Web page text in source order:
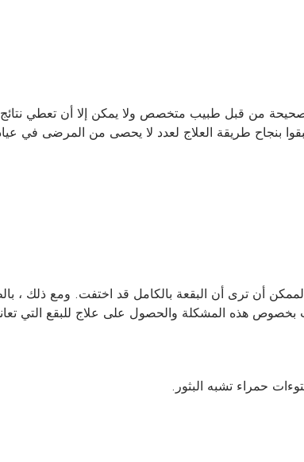
من قبل طبيب متخصص ولا يمكن إلا أن تعطي
بنجاح طريقة العلاج لعدد لا يحصى من المرضى في
ناجحة للغاية. مع 5-6 جلسات من العلاج ، من الممكن أن ترى أن البقعة بالكامل قد اختفت.
هذه المشكلة والحصول على علاج للبقع التي
حمراء تشبه البثور.